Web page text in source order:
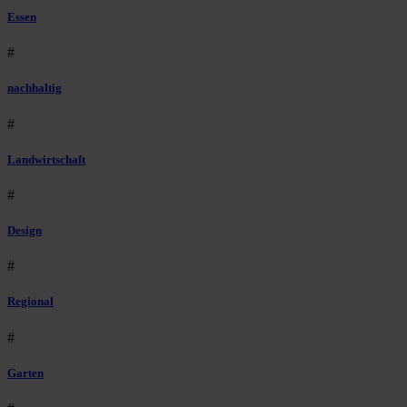
Essen
#
nachhaltig
#
Landwirtschaft
#
Design
#
Regional
#
Garten